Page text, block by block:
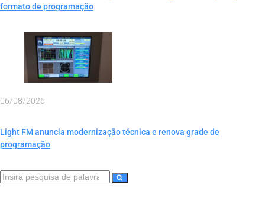
formato de programação
06/08/2026
Light FM anuncia modernização técnica e renova grade de
programação